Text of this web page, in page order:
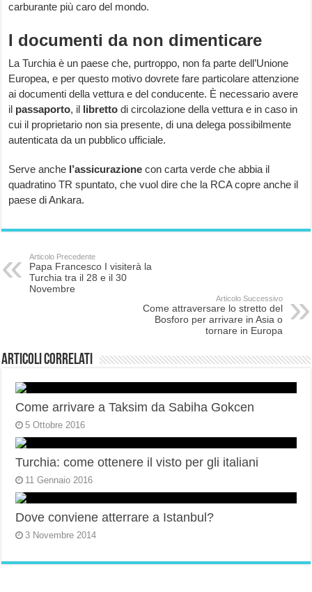
carburante più caro del mondo.
I documenti da non dimenticare
La Turchia è un paese che, purtroppo, non fa parte dell’Unione
Europea, e per questo motivo dovrete fare particolare attenzione
ai documenti della vettura e del conducente. È necessario avere
il passaporto, il libretto di circolazione della vettura e in caso in
cui il proprietario non sia presente, di una delega possibilmente
autenticata da un pubblico ufficiale.
Serve anche l’assicurazione con carta verde che abbia il
quadratino TR spuntato, che vuol dire che la RCA copre anche il
paese di Ankara.
Articolo Precedente
Papa Francesco I visiterà la
Turchia tra il 28 e il 30
Novembre
Articolo Successivo
Come attraversare lo stretto del
Bosforo per arrivare in Asia o
tornare in Europa
Articoli correlati
Come arrivare a Taksim da Sabiha Gokcen
5 Ottobre 2016
Turchia: come ottenere il visto per gli italiani
11 Gennaio 2016
Dove conviene atterrare a Istanbul?
3 Novembre 2014